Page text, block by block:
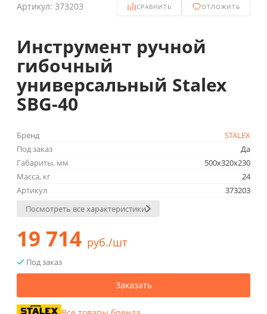
Артикул: 373203 СРАВНИТЬ ОТЛОЖИТЬ
Инструмент ручной
гибочный
универсальный Stalex
SBG-40
Бренд
STALEX
Под заказ
Да
Габариты, мм
500x320x230
Масса, кг
24
Артикул
373203
Посмотреть все характеристики
19 714 руб./шт
Под заказ
Заказать